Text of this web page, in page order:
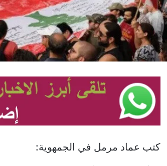
كتب عماد مرمل في الجمهوية: